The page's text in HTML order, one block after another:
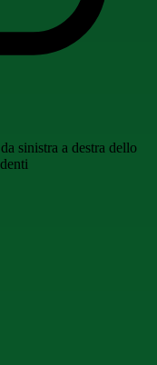
sinistra a destra dello